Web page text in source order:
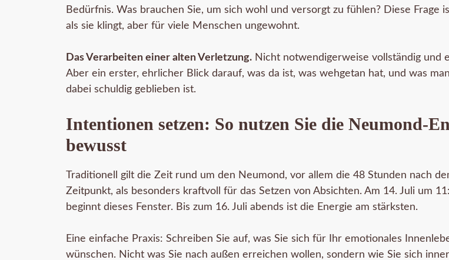
Bedürfnis. Was brauchen Sie, um sich wohl und versorgt zu fühlen? Diese Frage
als sie klingt, aber für viele Menschen ungewohnt.
Das Verarbeiten einer alten Verletzung. Nicht notwendigerweise vollständig und
Aber ein erster, ehrlicher Blick darauf, was da ist, was wehgetan hat, und was
dabei schuldig geblieben ist.
Intentionen setzen: So nutzen Sie die Neumond-
bewusst
Traditionell gilt die Zeit rund um den Neumond, vor allem die 48 Stunden nach
Zeitpunkt, als besonders kraftvoll für das Setzen von Absichten. Am 14. Juli um
beginnt dieses Fenster. Bis zum 16. Juli abends ist die Energie am stärksten.
Eine einfache Praxis: Schreiben Sie auf, was Sie sich für Ihr emotionales
wünschen. Nicht was Sie nach außen erreichen wollen, sondern wie Sie sich